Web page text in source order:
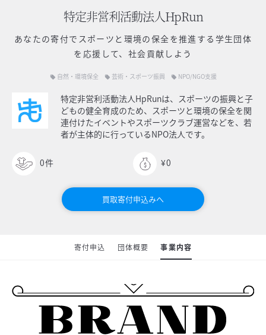
特定非営利活動法人HpRun
あなたの寄付で スポーツと環境の保全を推進する学生団体
を応援して、社会貢献しよう
local_offer 自然・環境保全 local_offer 芸術・スポーツ振興 local_offer NPO/NGO支援
特定非営利活動法人HpRunは、スポーツの振興と子
どもの健全育成のため、スポーツと環境の保全を関
連付けたイベントやスポーツクラブ運営などを、若
者が主体的に行っているNPO法人です。
0件 ¥0
買取寄付申込みへ
寄付申込 団体概要 事業内容